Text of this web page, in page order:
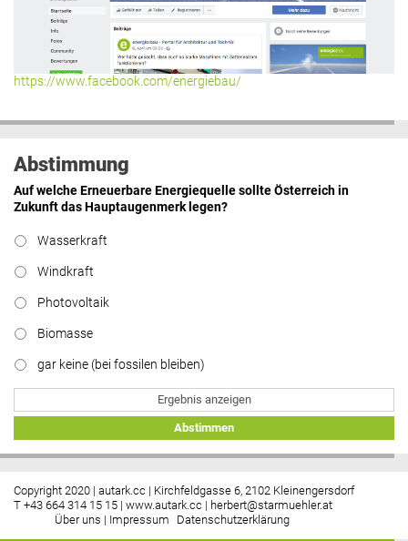
https://www.facebook.com/energiebau/
Abstimmung
Auf welche Erneuerbare Energiequelle sollte Österreich in
Zukunft das Hauptaugenmerk legen?
Wasserkraft
Windkraft
Photovoltaik
Biomasse
gar keine (bei fossilen bleiben)
Ergebnis anzeigen
Abstimmen
Copyright 2020 | autark.cc | Kirchfeldgasse 6, 2102 Kleinengersdorf
T +43 664 314 15 15 | www.autark.cc | herbert@starmuehler.at
Über uns | Impressum Datenschutzerklärung